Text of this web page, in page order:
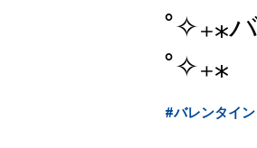
˚✧₊⁎
˚✧₊⁎
#バレンタイン